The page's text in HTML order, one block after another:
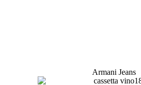
Armani Jeans